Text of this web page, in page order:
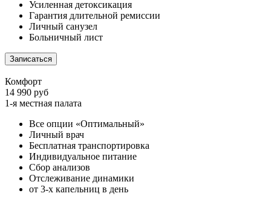
Усиленная детоксикация
Гарантия длительной ремиссии
Личный санузел
Больничный лист
Записаться
Комфорт
14 990 руб
1-я местная палата
Все опции «Оптимальный»
Личный врач
Бесплатная транспортировка
Индивидуальное питание
Сбор анализов
Отслеживание динамики
от 3-х капельниц в день